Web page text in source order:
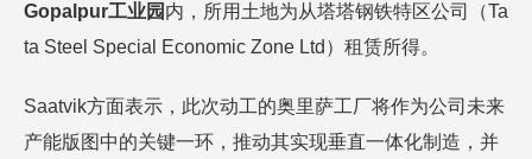
Gopalpur工业园 内，所用土地为从塔塔钢铁特区公司（Ta
ta Steel Special Economic Zone Ltd）租赁所得。
Saatvik方面表示，此次动工的奥里萨工厂将作为公司未来
产能版图中的关键一环，推动其实现垂直一体化制造，并